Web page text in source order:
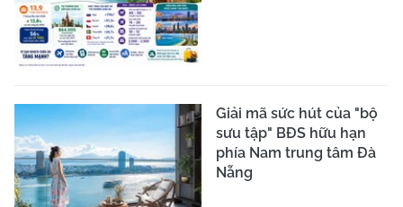
Giải mã sức hút của "bộ
sưu tập" BĐS hữu hạn
phía Nam trung tâm Đà
Nẵng